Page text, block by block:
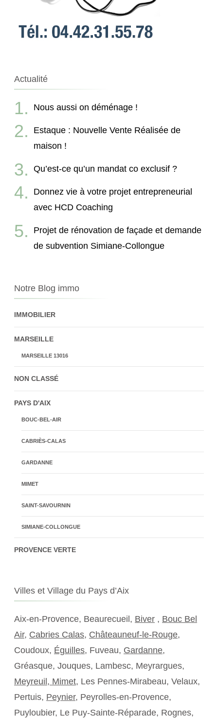
Actualité
Nous aussi on déménage !
Estaque : Nouvelle Vente Réalisée de
maison !
Qu’est-ce qu’un mandat co exclusif ?
Donnez vie à votre projet entrepreneurial
avec HCD Coaching
Projet de rénovation de façade et demande
de subvention Simiane-Collongue
Notre Blog immo
IMMOBILIER
MARSEILLE
MARSEILLE 13016
NON CLASSÉ
PAYS D'AIX
BOUC-BEL-AIR
CABRIÈS-CALAS
GARDANNE
MIMET
SAINT-SAVOURNIN
SIMIANE-COLLONGUE
PROVENCE VERTE
Villes et Village du Pays d’Aix
Aix-en-Provence, Beaurecueil, Biver , Bouc Bel
Air, Cabries Calas, Châteauneuf-le-Rouge,
Coudoux, Éguilles, Fuveau, Gardanne,
Gréasque, Jouques, Lambesc, Meyrargues,
Meyreuil, Mimet, Les Pennes-Mirabeau, Velaux,
Pertuis, Peynier, Peyrolles-en-Provence,
Puyloubier, Le Puy-Sainte-Réparade, Rognes,